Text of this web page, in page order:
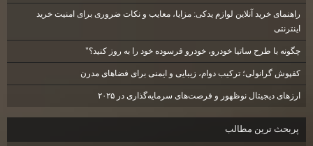
راهنمای خرید آنلاین لوازم یدکی: مزایا، معایب و نکات ضروری برای امنیت خرید
اینترنتی
چگونه با طرح ساتیا خودرو، خودرو فرسوده خود را به روز کنید؟"
کفپوش گرانولی؛ ترکیب دوام، زیبایی و ایمنی برای فضاهای مدرن
ارزهای دیجیتال نوظهور و فرصت‌های سرمایه‌گذاری در ۲۰۲۵
پربحث ترين مطالب